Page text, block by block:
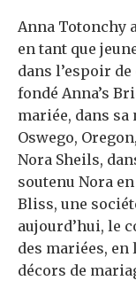
Anna Totonchy
en tant que
dans l’espoir
fondé Anna’s
mariée, dans
Oswego,
Nora Sheils,
soutenu Nora
Bliss, une
aujourd’hui, le
des mariées,
décors de